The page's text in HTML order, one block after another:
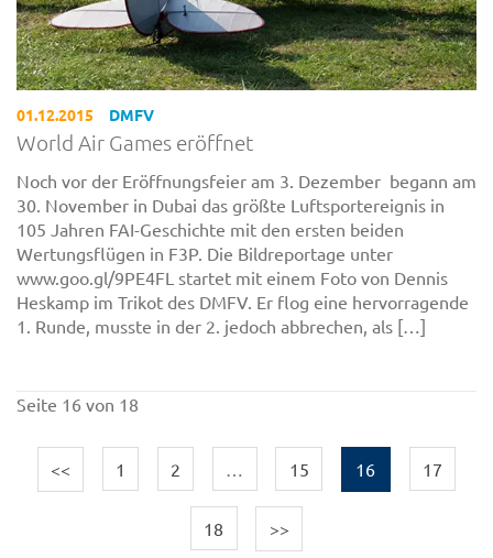
01.12.2015 DMFV
World Air Games eröffnet
Noch vor der Eröffnungsfeier am 3. Dezember begann am
30. November in Dubai das größte Luftsportereignis in
105 Jahren FAI-Geschichte mit den ersten beiden
Wertungsflügen in F3P. Die Bildreportage unter
www.goo.gl/9PE4FL startet mit einem Foto von Dennis
Heskamp im Trikot des DMFV. Er flog eine hervorragende
1. Runde, musste in der 2. jedoch abbrechen, als […]
Seite 16 von 18
<< 1 2 … 15 16 17
18 >>